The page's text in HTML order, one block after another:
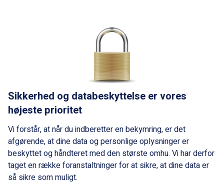
Sikkerhed og databeskyttelse er vores
højeste prioritet
Vi forstår, at når du indberetter en bekymring, er det
afgørende, at dine data og personlige oplysninger er
beskyttet og håndteret med den største omhu. Vi har derfor
taget en række foranstaltninger for at sikre, at dine data er
så sikre som muligt.